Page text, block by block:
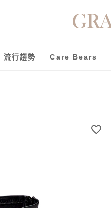
流行趨勢 Care Bears